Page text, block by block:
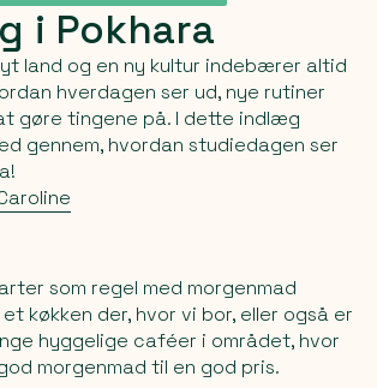
i Pokhara
land og en ny kultur indebærer altid
hverdagen ser ud, nye rutiner
gøre tingene på. I dette indlæg
gennem, hvordan studiedagen ser
som regel med morgenmad
et køkken der, hvor vi bor, eller også er
hyggelige caféer i området, hvor
morgenmad til en god pris.